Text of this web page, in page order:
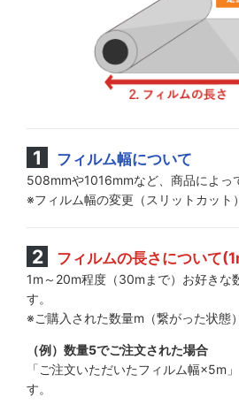
フィルム幅について
508mmや1016mmなど、商品によっ
※フィルム幅の変更（スリットカット
フィルムの長さについて
1m～20m程度（30mまで）お好きな
す。
※ご購入された数量m（繋がった状態
（例）数量5でご注文された場合
「ご注文いただいたフィルム幅×5m
す。